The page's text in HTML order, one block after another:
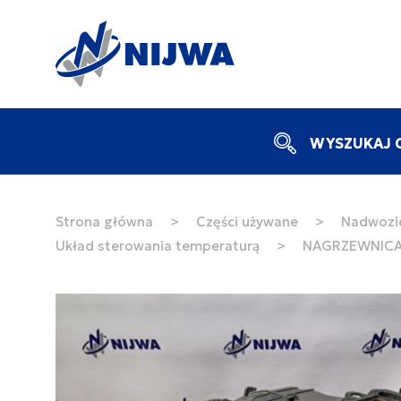
WYSZUKAJ
Strona główna > Części używane >
Układ sterowania temperaturą
>